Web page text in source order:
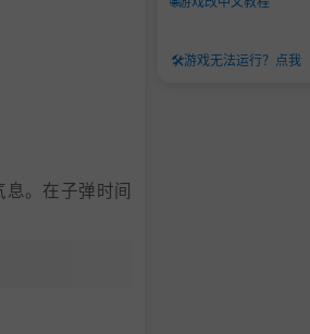
。在子弹时间
🛠️游戏无法运行？点我